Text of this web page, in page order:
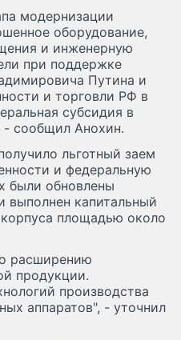
модернизации
оборудование,
и инженерную
при поддержке
Путина и
и торговли РФ в
субсидия в
- сообщил Анохин.
льготный заем
и федеральную
были обновлены
выполнен капитальный
площадью около
расширению
продукции.
производства
аппаратов", - уточнил